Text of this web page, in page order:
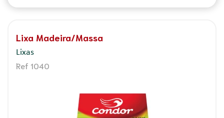
Lixa Madeira/Massa
Lixas
Ref 1040